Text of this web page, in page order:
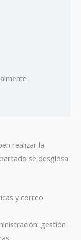
realizar la
se desglosa
y correo
gestión